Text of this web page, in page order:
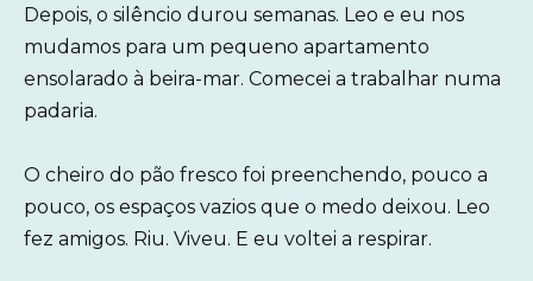
Depois, o silêncio durou semanas. Leo e eu nos
mudamos para um pequeno apartamento
ensolarado à beira-mar. Comecei a trabalhar numa
padaria.
O cheiro do pão fresco foi preenchendo, pouco a
pouco, os espaços vazios que o medo deixou. Leo
fez amigos. Riu. Viveu. E eu voltei a respirar.